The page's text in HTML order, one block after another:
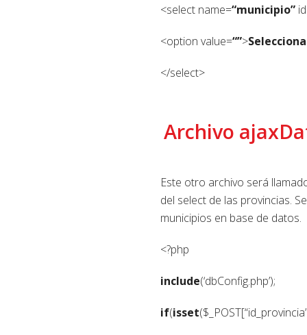
<select name=“municipio”
<option value=“”>
</select>
Archivo
Este otro archivo será
del select de las provincias.
municipios en base de datos.
<?php
include(‘dbConfig.php’);
if(isset